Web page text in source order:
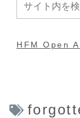
HFM Open